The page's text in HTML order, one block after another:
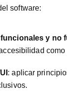
software:
y no
: aplicar